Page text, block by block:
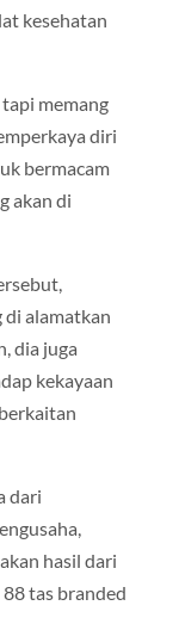
kesehatan
tapi memang
diri
bermacam
akan di
di alamatkan
dia juga
kekayaan
dari
hasil dari
tas branded